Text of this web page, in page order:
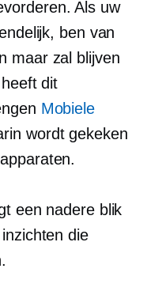
Als uw
ben van
maar zal blijven
dit
Mobiele
wordt gekeken
een nadere blik
die